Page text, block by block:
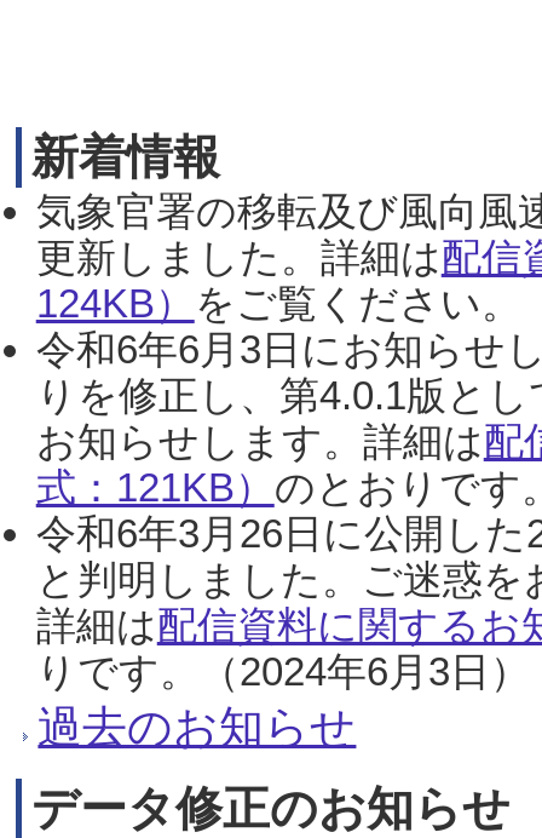
新着情報
気象官署の移転及び風向風
更新しました。詳細は配信
124KB） をご覧ください。
令和6年6月3日にお知らせ
りを修正し、第4.0.1版と
お知らせします。詳細は配
式：121KB） のとおりです
令和6年3月26日に公開し
と判明しました。ご迷惑
詳細は配信資料に関するお
りです。（2024年6月3日）
過去のお知らせ
データ修正のお知らせ